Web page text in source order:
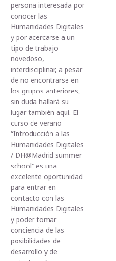
persona interesada por
conocer las
Humanidades Digitales
y por acercarse a un
tipo de trabajo
novedoso,
interdisciplinar, a pesar
de no encontrarse en
los grupos anteriores,
sin duda hallará su
lugar también aquí. El
curso de verano
“Introducción a las
Humanidades Digitales
/ DH@Madrid summer
school” es una
excelente oportunidad
para entrar en
contacto con las
Humanidades Digitales
y poder tomar
conciencia de las
posibilidades de
desarrollo y de